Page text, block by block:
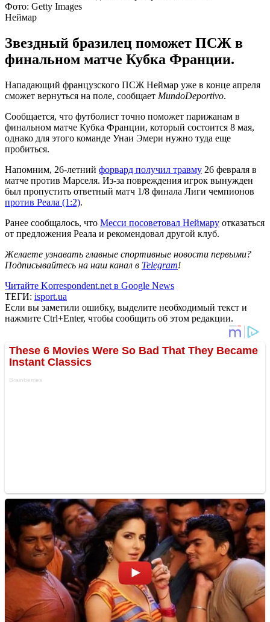
Фото: Getty Images
Неймар
Звездный бразилец поможет ПСЖ в
финальном матче Кубка Франции.
Нападающий французского ПСЖ Неймар уже в конце апреля
сможет вернуться на поле, сообщает MundoDeportivo.
Сообщается, что футболист точно поможет парижанам в
финальном матче Кубка Франции, который состоится 8 мая,
однако для этого команде Унаи Эмери нужно туда еще
пробиться.
Напомним, 26-летний форвард получил травму 26 февраля в
матче против Марселя. Из-за повреждения игрок вынужден
был пропустить ответный матч 1/8 финала Лиги чемпионов
против Реала (1:2).
Ранее сообщалось, что Месси посоветовал Неймару отказаться
от предложения Реала и рекомендовал другой клуб.
Желаете узнавать главные спортивные новости первыми?
Подписывайтесь на наш канал в Telegram!
Читайте Korrespondent.net в Google News
ТЕГИ: isport.ua
Если вы заметили ошибку, выделите необходимый текст и
нажмите Ctrl+Enter, чтобы сообщить об этом редакции.